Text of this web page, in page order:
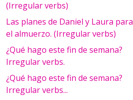
(Irregular verbs)
Las planes de Daniel y Laura para
el almuerzo. (Irregular verbs)
¿Qué hago este fin de semana?
Irregular verbs.
¿Qué hago este fin de semana?
Irregular verbs...